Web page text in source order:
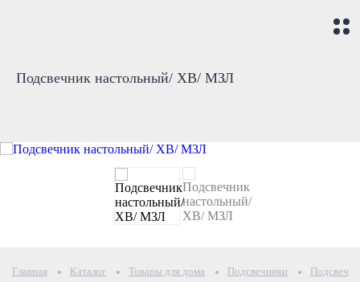
Подсвечник настольный/ ХВ/ МЗЛ
Главная Каталог Товары для дома Подсвечники